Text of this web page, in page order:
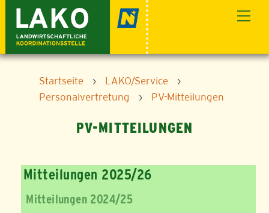
content
Startseite › LAKO/Service
›
Personalvertretung
› PV-Mitteilungen
PV-MITTEILUNGEN
Mitteilungen 2025/26
Mitteilungen 2024/25